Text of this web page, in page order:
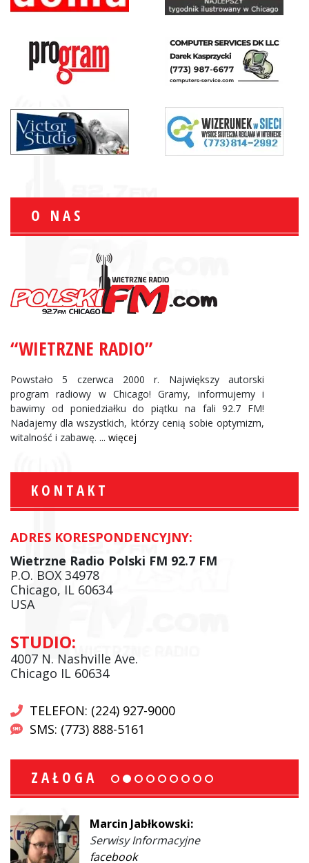
O NAS
“WIETRZNE RADIO”
Powstało 5 czerwca 2000 r. Największy autorski
program radiowy w Chicago! Gramy, informujemy i
bawimy od poniedziałku do piątku na fali 92.7 FM!
Nadajemy dla wszystkich, którzy cenią sobie optymizm,
witalność i zabawę. ... więcej
KONTAKT
ADRES KORESPONDENCYJNY:
Wietrzne Radio Polski FM 92.7 FM
P.O. BOX 34978
Chicago, IL 60634
USA
STUDIO:
4007 N. Nashville Ave.
Chicago IL 60634
TELEFON: (224) 927-9000
SMS: (773) 888-5161
ZAŁOGA
Marcin Jabłkowski:
Serwisy Informacyjne
facebook